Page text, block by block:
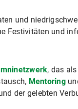
und
Festivitäten und
, das
Mentoring
der gelebten